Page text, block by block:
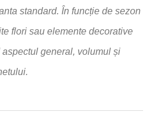
standard. În funcție de sezon
flori sau elemente decorative
general, volumul și